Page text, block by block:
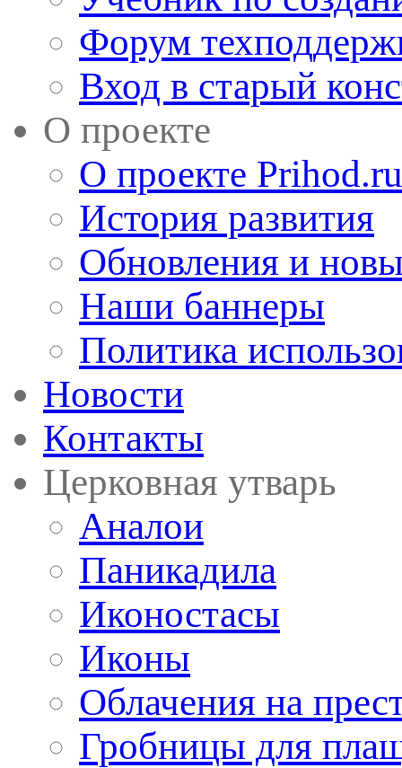
Форум
Вход в старый
О проекте
О проекте Prihod.ru
История развития
Обновления и
Наши баннеры
Политика
Новости
Контакты
Церковная утварь
Аналои
Паникадила
Иконостасы
Иконы
Облачения на
Гробницы для